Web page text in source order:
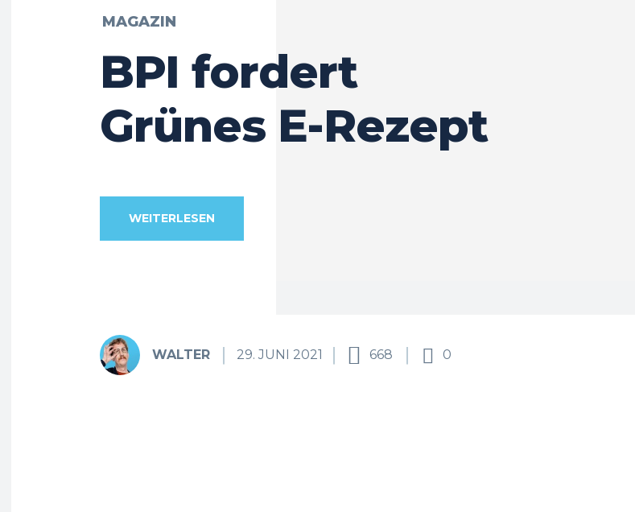
MAGAZIN
BPI fordert
Grünes E-Rezept
WEITERLESEN
WALTER 29. JUNI 2021 668 0